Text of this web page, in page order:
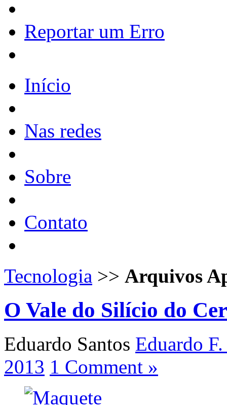
Reportar um Erro
Início
Nas redes
Sobre
Contato
Tecnologia >> Arquivos
O Vale do Silício do
Eduardo Santos Eduardo
2013 1 Comment »